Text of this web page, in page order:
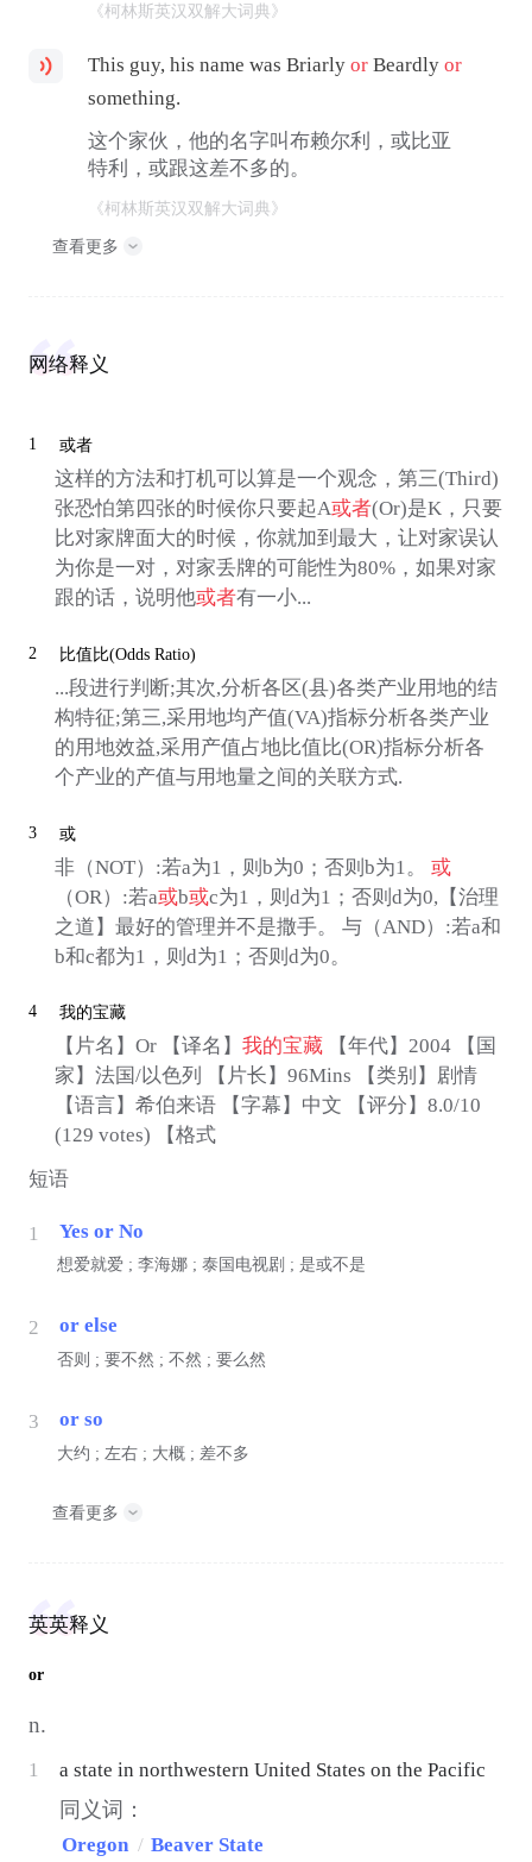
《柯林斯英汉双解大词典》
This guy, his name was Briarlyor Beardlyor
something.
这个家伙，他的名字叫布赖尔利，或比亚
特利，或跟这差不多的。
《柯林斯英汉双解大词典》
查看更多
网络释义
1 或者
这样的方法和打机可以算是一个观念，第三(Third)
张恐怕第四张的时候你只要起A或者(Or)是K，只要
比对家牌面大的时候，你就加到最大，让对家误认
为你是一对，对家丢牌的可能性为80%，如果对家
跟的话，说明他或者有一小...
2 比值比(Odds Ratio)
...段进行判断;其次,分析各区(县)各类产业用地的结
构特征;第三,采用地均产值(VA)指标分析各类产业
的用地效益,采用产值占地比值比(OR)指标分析各
个产业的产值与用地量之间的关联方式.
3 或
非（NOT）:若a为1，则b为0；否则b为1。 或
（OR）:若a或b或c为1，则d为1；否则d为0,【治理
之道】最好的管理并不是撒手。 与（AND）:若a和
b和c都为1，则d为1；否则d为0。
4 我的宝藏
【片名】Or 【译名】 我的宝藏【年代】2004 【国
家】法国/以色列 【片长】96Mins 【类别】剧情
【语言】希伯来语 【字幕】中文 【评分】8.0/10
(129 votes) 【格式
短语
1 Yes or No
想爱就爱 ; 李海娜 ; 泰国电视剧 ; 是或不是
2 or else
否则 ; 要不然 ; 不然 ; 要么然
3 or so
大约 ; 左右 ; 大概 ; 差不多
查看更多
英英释义
or
n.
1 a state in northwestern United States on the Pacific
同义词：
Oregon / Beaver State